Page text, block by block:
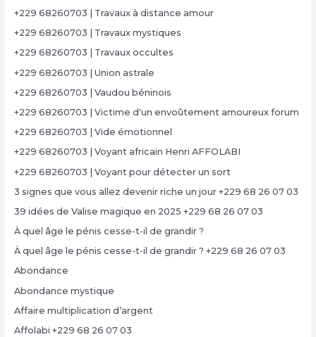
+229 68260703 | Travaux à distance amour
+229 68260703 | Travaux mystiques
+229 68260703 | Travaux occultes
+229 68260703 | Union astrale
+229 68260703 | Vaudou béninois
+229 68260703 | Victime d'un envoûtement amoureux forum
+229 68260703 | Vide émotionnel
+229 68260703 | Voyant africain Henri AFFOLABI
+229 68260703 | Voyant pour détecter un sort
3 signes que vous allez devenir riche un jour +229 68 26 07 03
39 idées de Valise magique en 2025 +229 68 26 07 03
À quel âge le pénis cesse-t-il de grandir ?
À quel âge le pénis cesse-t-il de grandir ? +229 68 26 07 03
Abondance
Abondance mystique
Affaire multiplication d’argent
Affolabi +229 68 26 07 03